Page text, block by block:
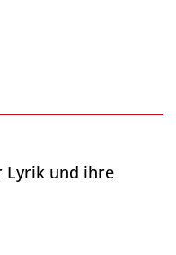
Lyrik und ihre